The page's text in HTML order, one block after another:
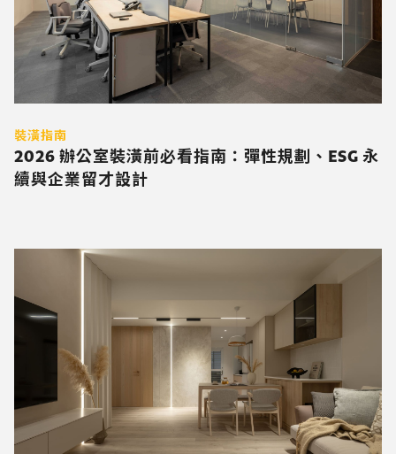
裝潢指南
2026 辦公室裝潢前必看指南：彈性規劃、ESG 永
續與企業留才設計